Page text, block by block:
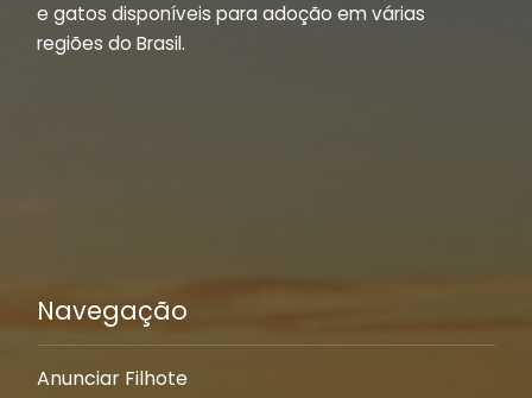
e gatos disponíveis para adoção em várias
regiões do Brasil.
Navegação
Anunciar Filhote